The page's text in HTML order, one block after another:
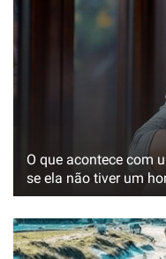
O que acontece com
se ela não tiver um